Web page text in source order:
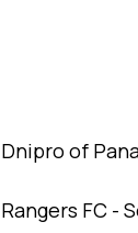
Dnipro of
Rangers FC -